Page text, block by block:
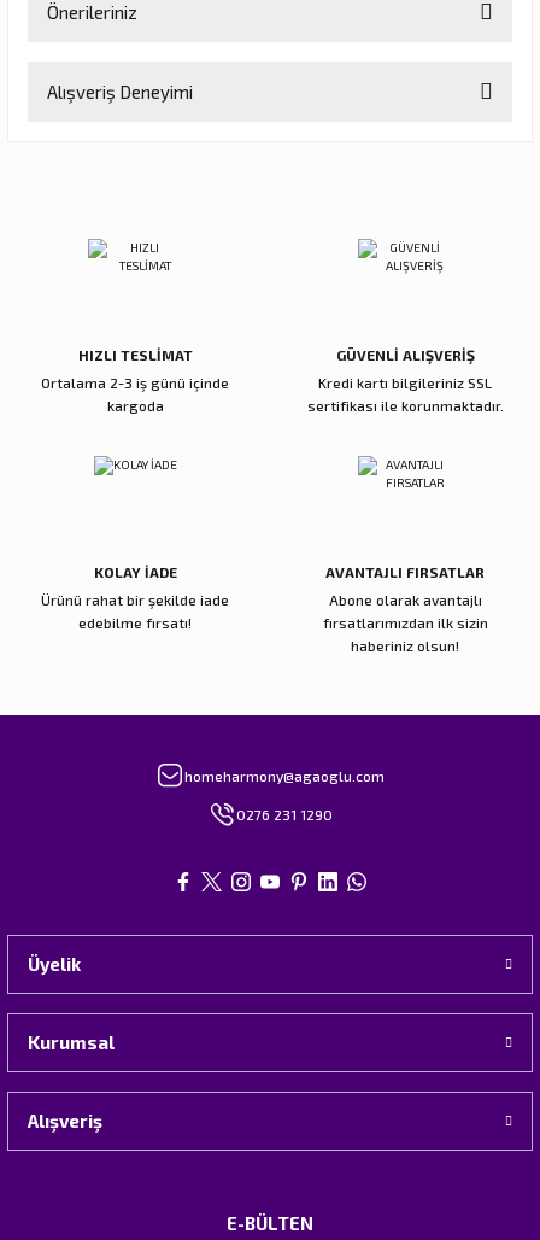
Önerileriniz
konularda yetersiz gördüğünüz noktaları öneri formunu kullanarak
Ürün açıklamasında eksik bilgiler bulunuyor.
Ürün bilgilerinde hatalar bulunuyor.
Alışveriş Deneyimi
HIZLI TESLİMAT
Ortalama 2-3 iş günü içinde
kargoda
GÜVENLİ ALIŞVERİŞ
Kredi kartı bilgileriniz SSL
sertifikası ile korunmaktadır.
KOLAY İADE
Ürünü rahat bir şekilde iade
edebilme fırsatı!
AVANTAJLI FIRSATLAR
Abone olarak avantajlı
fırsatlarımızdan ilk sizin
haberiniz olsun!
homeharmony@agaoglu.com
0276 231 1290
Üyelik
Kurumsal
Alışveriş
E-BÜLTEN